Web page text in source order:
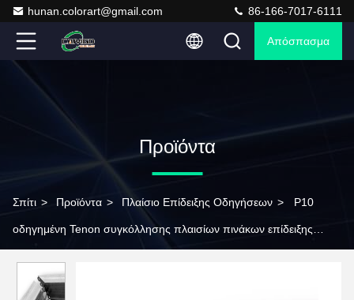
hunan.colorart@gmail.com 86-166-7017-6111
Απόσπασμα
Προϊόντα
Σπίτι > Προϊόντα > Πλαίσιο Επίδειξης Οδηγήσεων > P10
οδηγημένη Tenon συγκόλλησης πλαισίων πινάκων επίδειξης